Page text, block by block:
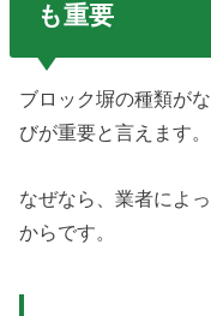
も重要
ブロック塀の種類が
びが重要と言えます。
なぜなら、業者によ
からです。